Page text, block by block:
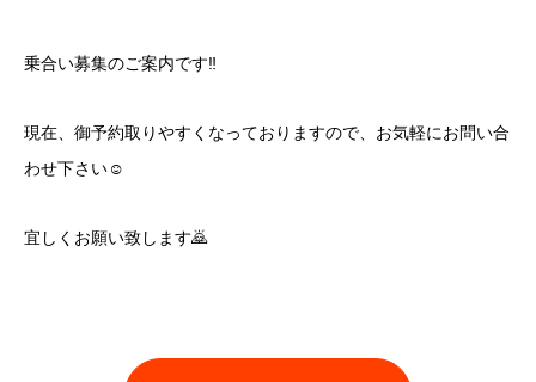
乗合い募集のご案内です‼️
現在、御予約取りやすくなっておりますので、お気軽にお問い合
わせ下さい☺️
宜しくお願い致します🙇